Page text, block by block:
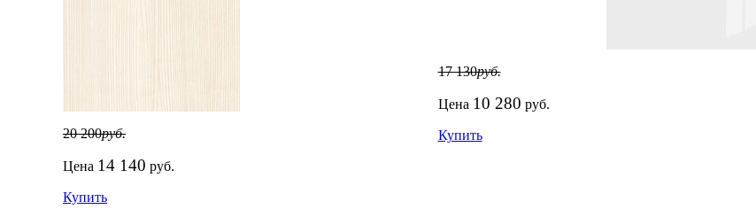
20 200руб.
Цена 14 140 руб.
Купить
17 130руб.
Цена 10 280 руб.
Купить